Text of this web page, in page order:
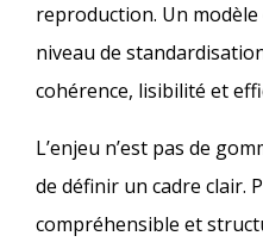
reproduction. Un
niveau de
cohérence, lisibilité et
L’enjeu n’est pas de
de définir un cadre clair.
compréhensible et